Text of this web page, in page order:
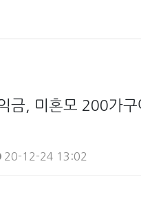
금, 미혼모 200가구
20-12-24 13:02